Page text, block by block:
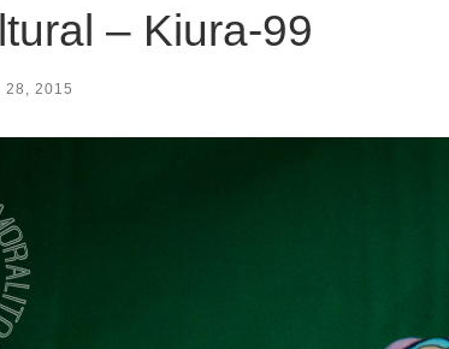
– Kiura-99
28, 2015